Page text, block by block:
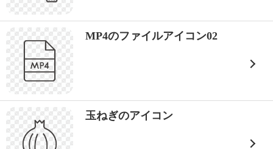
MP4のファイルアイコン02
玉ねぎのアイコン